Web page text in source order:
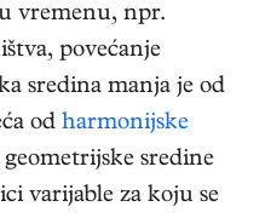
vremenu, npr.
povećanje
sredina manja je od
od harmonijske
sredine
varijable za koju se